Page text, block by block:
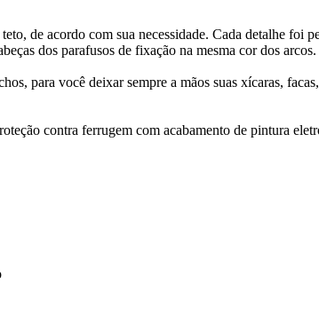
de acordo com sua necessidade. Cada detalhe foi
dos parafusos de fixação na mesma cor dos arcos.
para você deixar sempre a mãos suas xícaras,
contra ferrugem com acabamento de pintura